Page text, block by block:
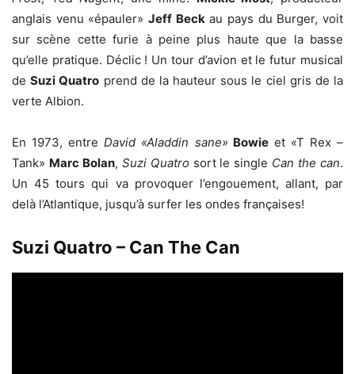
anglais venu «épauler» Jeff Beckau pays du Burger, voit
sur scène cette furie à peine plus haute que la basse
qu’elle pratique. Déclic ! Un tour d’avion et le futur musical
deSuzi Quatro prend de la hauteur sous le ciel gris de la
verte Albion.
En 1973, entreDavid «Aladdin sane» Bowieet «T Rex –
Tank» Marc Bolan, Suzi Quatrosort le single Can the can.
Un 45 tours qui va provoquer l’engouement, allant, par
delà l’Atlantique, jusqu’à surfer les ondes françaises!
Suzi Quatro – Can The Can